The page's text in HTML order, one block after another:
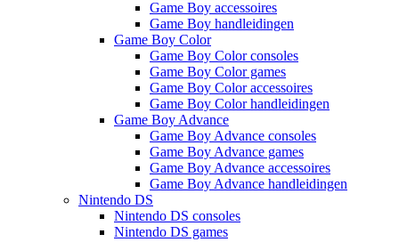
Game Boy accessoires
Game Boy handleidingen
Game Boy Color
Game Boy Color consoles
Game Boy Color games
Game Boy Color accessoires
Game Boy Color handleidingen
Game Boy Advance
Game Boy Advance consoles
Game Boy Advance games
Game Boy Advance accessoires
Game Boy Advance handleidingen
Nintendo DS
Nintendo DS consoles
Nintendo DS games